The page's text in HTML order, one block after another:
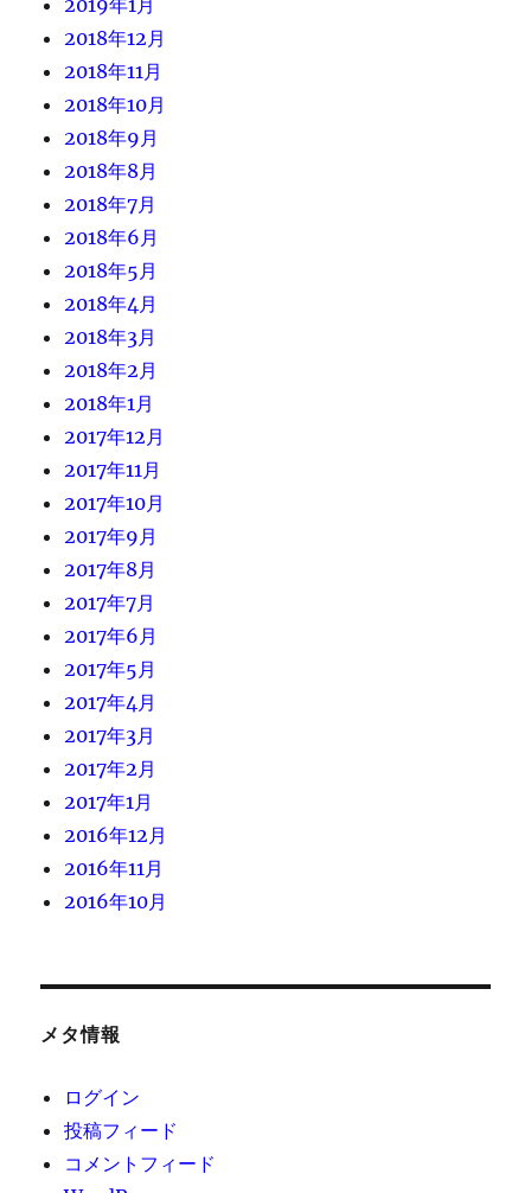
2018年12月
2018年11月
2018年10月
2018年9月
2018年8月
2018年7月
2018年6月
2018年5月
2018年4月
2018年3月
2018年2月
2018年1月
2017年12月
2017年11月
2017年10月
2017年9月
2017年8月
2017年7月
2017年6月
2017年5月
2017年4月
2017年3月
2017年2月
2017年1月
2016年12月
2016年11月
2016年10月
メタ情報
ログイン
投稿フィード
コメントフィード